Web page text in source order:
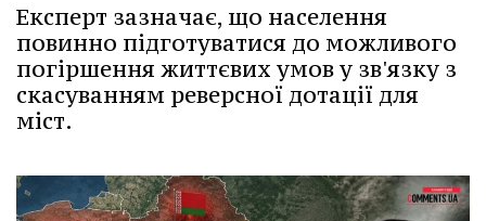
Експерт зазначає, що населення
повинно підготуватися до можливого
погіршення життєвих умов у зв'язку з
скасуванням реверсної дотації для
міст.